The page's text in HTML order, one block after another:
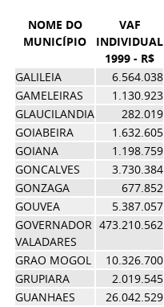
NOME DO
MUNICÍPIO
VAF
INDIVIDUAL
1999 - R$
GALILEIA
6.564.038
GAMELEIRAS
1.130.923
GLAUCILANDIA
282.019
GOIABEIRA
1.632.605
GOIANA
1.198.759
GONCALVES
3.730.384
GONZAGA
677.852
GOUVEA
5.387.057
GOVERNADOR
VALADARES
473.210.562
GRAO MOGOL 10.326.700
GRUPIARA
2.019.545
GUANHAES
26.042.529